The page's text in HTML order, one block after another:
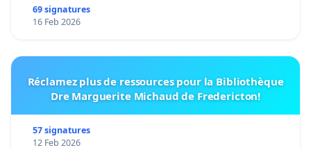
69 signatures
16 Feb 2026
Réclamez plus de ressources pour la Bibliothèque
Dre Marguerite Michaud de Fredericton!
57 signatures
12 Feb 2026